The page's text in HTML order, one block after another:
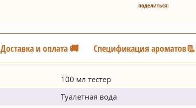
поделиться:
Доставка и оплата 🚚 Спецификация ароматов📃
100 мл тестер
Туалетная вода